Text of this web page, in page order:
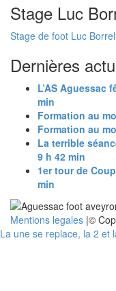
Stage Luc
Stage de foot Luc
Dernières
L’AS Aguessac
min
Formation au
Formation au
La terrible
9 h 42 min
1er tour de
min
Mentions legales |©
La une se replace, la 2 et